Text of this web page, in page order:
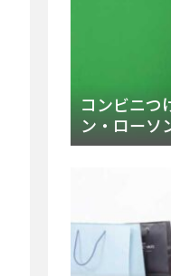
コンビニつ
ン・ローソ
ドンキや薬